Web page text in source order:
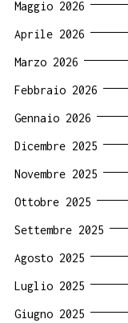
Maggio 2026
Aprile 2026
Marzo 2026
Febbraio 2026
Gennaio 2026
Dicembre 2025
Novembre 2025
Ottobre 2025
Settembre 2025
Agosto 2025
Luglio 2025
Giugno 2025